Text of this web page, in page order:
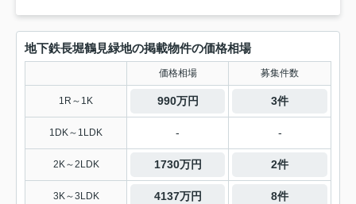
地下鉄長堀鶴見緑地の掲載物件の価格相場
価格相場 募集件数
1R～1K 990万円 3件
1DK～1LDK - -
2K～2LDK 1730万円 2件
3K～3LDK 4137万円 8件